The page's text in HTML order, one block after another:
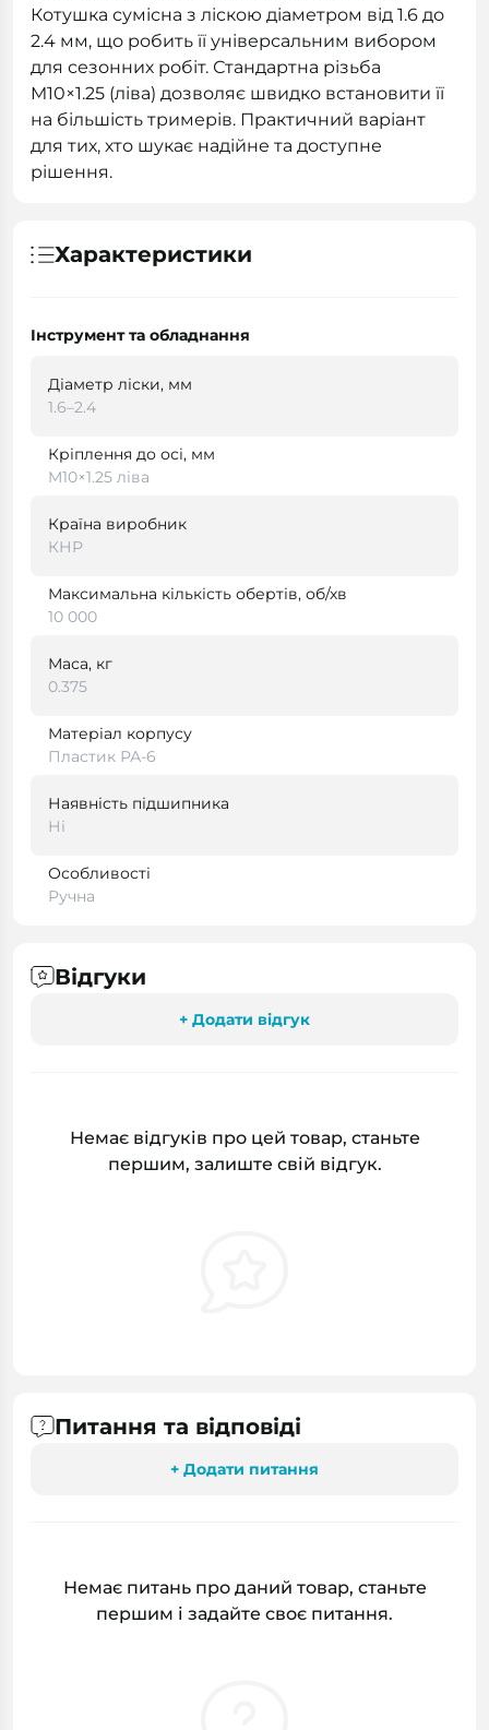
Котушка сумісна з ліскою діаметром від 1.6 до
2.4 мм, що робить її універсальним вибором
для сезонних робіт. Стандартна різьба
M10×1.25 (ліва) дозволяє швидко встановити її
на більшість тримерів. Практичний варіант
для тих, хто шукає надійне та доступне
рішення.
Характеристики
Інструмент та обладнання
Діаметр ліски, мм
1.6–2.4
Кріплення до осі, мм
M10×1.25 ліва
Країна виробник
КНР
Максимальна кількість обертів, об/хв
10 000
Маса, кг
0.375
Матеріал корпусу
Пластик РА-6
Наявність підшипника
Ні
Особливості
Ручна
Відгуки
+ Додати відгук
Немає відгуків про цей товар, станьте
першим, залиште свій відгук.
Питання та відповіді
+ Додати питання
Немає питань про даний товар, станьте
першим і задайте своє питання.